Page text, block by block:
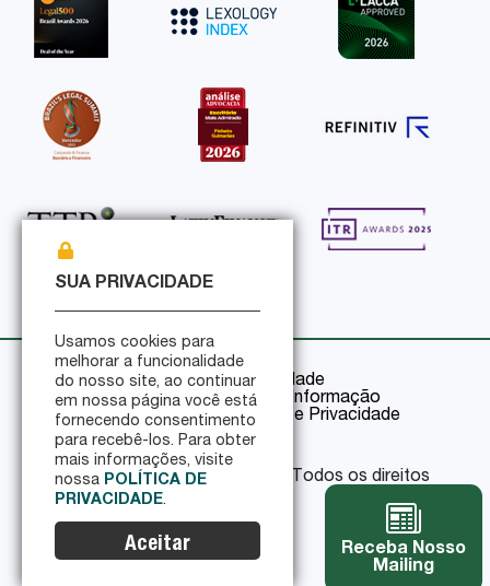
Política de Privacidade
Política de Segurança da Informação
Certificações de Segurança e Privacidade
© 2026 Pinheiro Guimarães - Todos os direitos
Receba Nosso
Mailing
SUA PRIVACIDADE
Usamos cookies para
melhorar a funcionalidade
do nosso site, ao continuar
em nossa página você está
fornecendo consentimento
para recebê-los. Para obter
mais informações, visite
nossa POLÍTICA DE
PRIVACIDADE.
Aceitar